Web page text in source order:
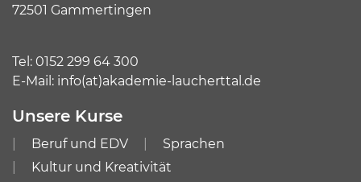
72501 Gammertingen
Tel: 0152 299 64 300
E-Mail: info(at)akademie-laucherttal.de
Unsere Kurse
Beruf und EDV
Sprachen
Kultur und Kreativität